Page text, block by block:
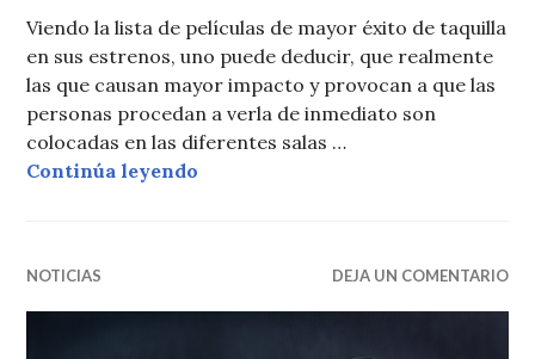
Viendo la lista de películas de mayor éxito de taquilla
en sus estrenos, uno puede deducir, que realmente
las que causan mayor impacto y provocan a que las
personas procedan a verla de inmediato son
colocadas en las diferentes salas …
Continúa leyendo
NOTICIAS DEJA UN COMENTARIO